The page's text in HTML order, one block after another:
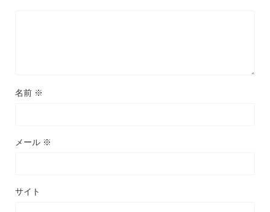
名前 ※
メール ※
サイト